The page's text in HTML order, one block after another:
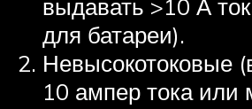
выдавать >10 А
для батареи).
Невысокотоковые
10 ампер тока или